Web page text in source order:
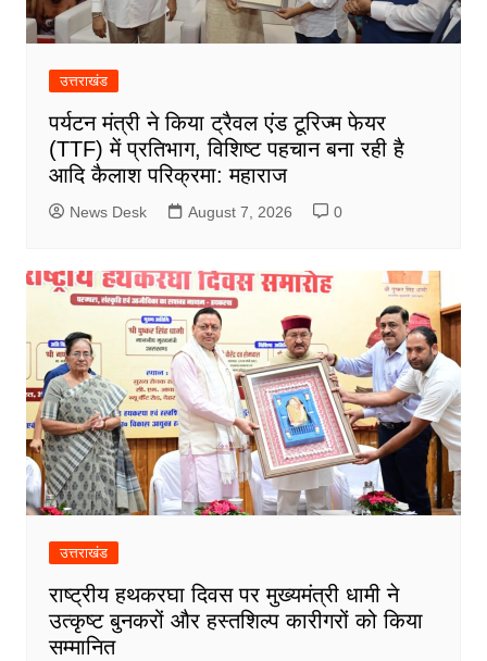
उत्तराखंड
पर्यटन मंत्री ने किया ट्रैवल एंड टूरिज्म फेयर
(TTF) में प्रतिभाग, विशिष्ट पहचान बना रही है
आदि कैलाश परिक्रमा: महाराज
News Desk August 7, 2026 0
उत्तराखंड
राष्ट्रीय हथकरघा दिवस पर मुख्यमंत्री धामी ने
उत्कृष्ट बुनकरों और हस्तशिल्प कारीगरों को किया
सम्मानित